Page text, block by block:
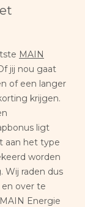
MAIN
jij nou gaat
of een langer
krijgen.
ligt
aan het type
worden
Wij raden dus
over te
Energie